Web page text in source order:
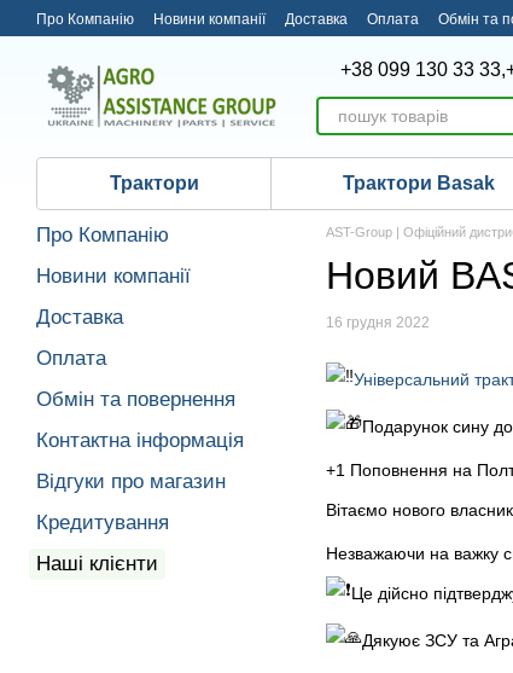
Перейти до основного контенту
Про Компанію Новини компанії Доставка Оплата Обмін та
+38 099 130 33 33,
Трактори Трактори Basak
AST-Group | Офіційний
Новий
16 грудня 2022
Універсальний
Подарунок сину
+1 Поповнення на
Вітаємо нового
Незважаючи на важку
Це дійсно
Дякуює ЗСУ та
Про Компанію
Новини компанії
Доставка
Оплата
Обмін та повернення
Контактна інформація
Відгуки про магазин
Кредитування
Наші клієнти